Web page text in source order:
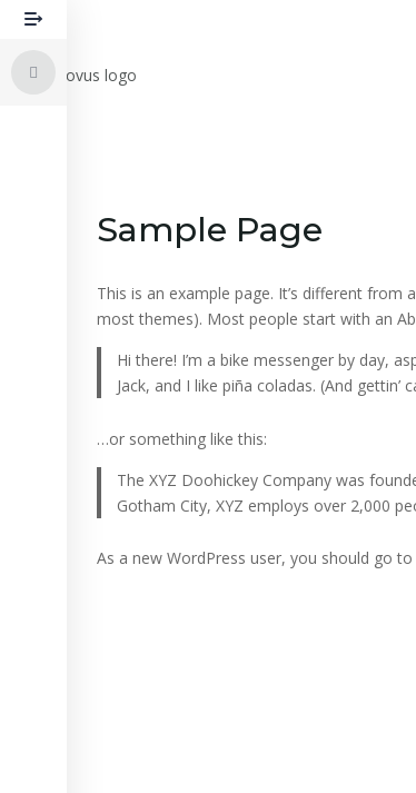
Sample Page
This is an example page. It’s different
most themes). Most people start with an
Hi there! I’m a bike messenger by day,
Jack, and I like piña coladas. (And gettin’
…or something like this:
The XYZ Doohickey Company was
Gotham City, XYZ employs over 2,000
As a new WordPress user, you should go to